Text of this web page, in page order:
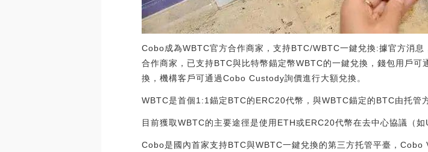
Cobo成為WBTC官方合作商家，支持BTC/WBTC一鍵兌換:據官方消
合作商家，已支持BTC與比特幣錨定幣WBTC的一鍵兌換，錢包用戶
換，機構客戶可通過Cobo Custody詢價進行大額兌換。
WBTC是首個1:1錨定BTC的ERC20代幣，與WBTC錨定的BTC由托管
目前獲取WBTC的主要途徑是使用ETH或ERC20代幣在去中心協議（
Cobo是國內首家支持BTC與WBTC一鍵兌換的第三方托管平臺，